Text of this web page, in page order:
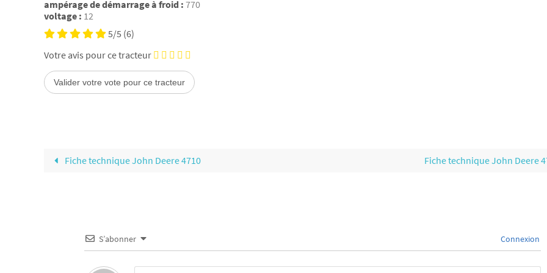
ampérage de démarrage à froid : 770
voltage : 12
5/5 (6)
Votre avis pour ce tracteur
Fiche technique John Deere 4710 Fiche technique John Deere
S’abonner Connexion